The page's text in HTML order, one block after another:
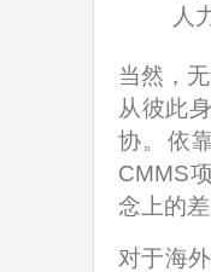
人
当然，
从彼此
协。依
CMMS
念上的
对于海